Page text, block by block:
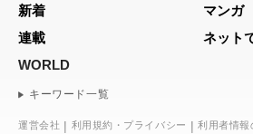
新着
マンガ
連載
ネット
WORLD
キーワード一覧
運営会社 利用規約・プライバシー 利用者情報